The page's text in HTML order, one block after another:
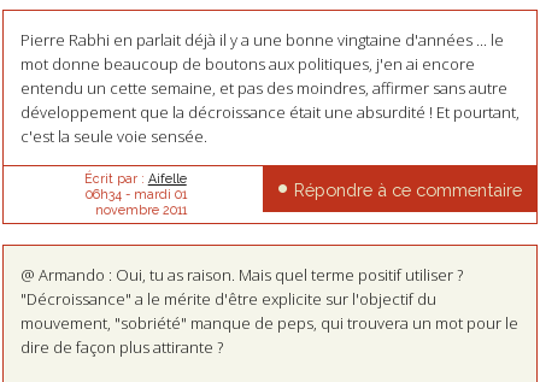
Pierre Rabhi en parlait déjà il y a une bonne vingtaine d'années ... le
mot donne beaucoup de boutons aux politiques, j'en ai encore
entendu un cette semaine, et pas des moindres, affirmer sans autre
développement que la décroissance était une absurdité ! Et pourtant,
c'est la seule voie sensée.
Écrit par : Aifelle
06h34 - mardi 01
novembre 2011
Répondre à ce commentaire
@ Armando : Oui, tu as raison. Mais quel terme positif utiliser ?
"Décroissance" a le mérite d'être explicite sur l'objectif du
mouvement, "sobriété" manque de peps, qui trouvera un mot pour le
dire de façon plus attirante ?